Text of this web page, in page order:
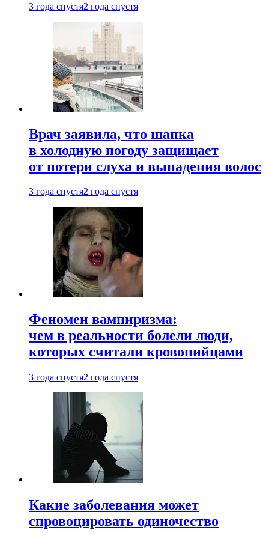
3 года спустя2 года спустя
Врач заявила, что шапка
в холодную погоду защищает
от потери слуха и выпадения волос
3 года спустя2 года спустя
Феномен вампиризма:
чем в реальности болели люди,
которых считали кровопийцами
3 года спустя2 года спустя
Какие заболевания может
спровоцировать одиночество